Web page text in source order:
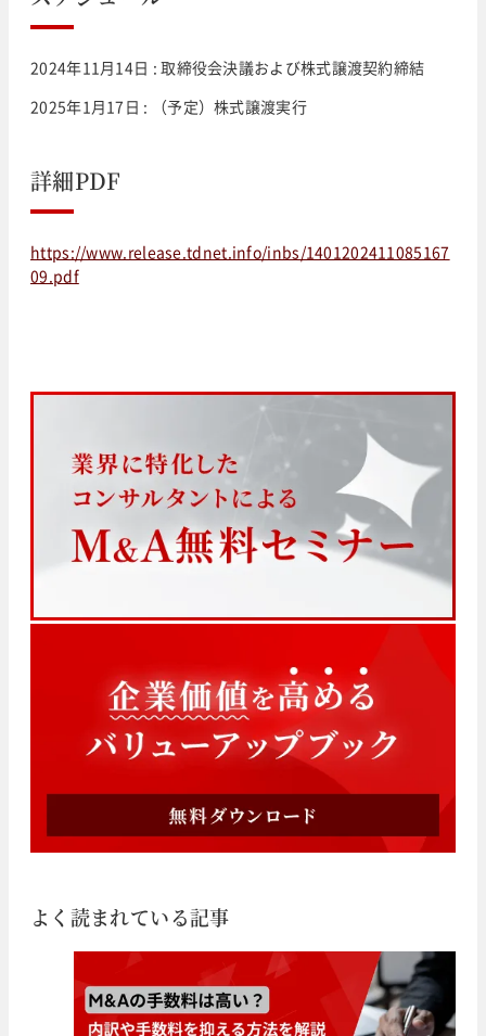
2024年11月14日 : 取締役会決議および株式譲渡契約締結
2025年1月17日 : （予定）株式譲渡実行
詳細PDF
https://www.release.tdnet.info/inbs/1401202411085167
09.pdf
よく読まれている記事